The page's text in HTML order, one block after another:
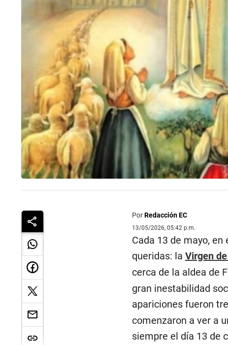
PorRedacción EC
13/05/2026, 05:42 p.m.
Cada 13 de mayo,
queridas: la Virgen
cerca de la aldea de
gran inestabilidad
apariciones fueron
comenzaron a ver a
siempre el día 13 de